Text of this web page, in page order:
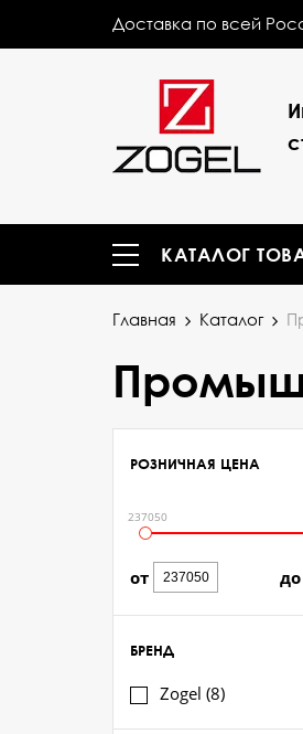
Доставка по всей
КАТАЛОГ
Главная Каталог
РОЗНИЧНАЯ ЦЕНА
237050
от до
БРЕНД
Zogel (8)